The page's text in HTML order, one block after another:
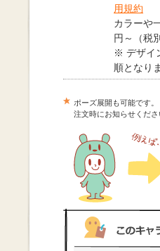
用規約
カラーや
円～（税
※ デザイ
順となり
ポーズ展開も可能です。
注文時にお知らせくださ